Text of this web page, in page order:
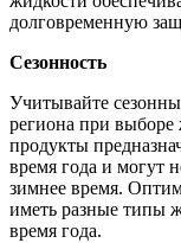
долговременную
Сезонность
Учитывайте
региона при выборе
продукты
время года и могут
зимнее время.
иметь разные типы
время года.